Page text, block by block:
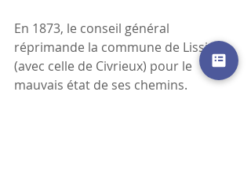
En 1873, le conseil général
réprimande la commune de Lissieu
(avec celle de Civrieux) pour le
mauvais état de ses chemins.